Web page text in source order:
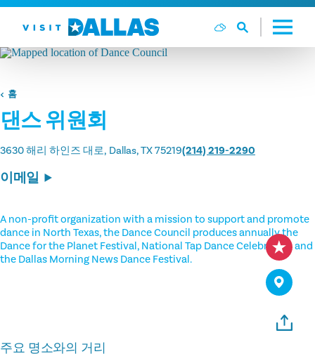
본문으로 건너뛰기
홈
댄스 위원회
3630 해리 하인즈 대로 Dallas, TX 75219(214) 219-2290
이메일
A non-profit organization with a mission to support and promote
dance in North Texas, the Dance Council produces annually the
Dance for the Planet Festival, National Tap Dance Celebration and
the Dallas Morning News Dance Festival.
주요 명소와의 거리